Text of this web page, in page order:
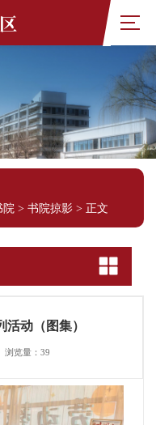
院 > 书院掠影 > 正文
活动（图集）
浏览量： 39